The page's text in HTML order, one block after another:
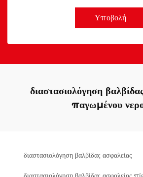
Υποβολή
διαστασιολόγηση
παγωμένου
διαστασιολόγηση βαλβίδας ασφαλείας